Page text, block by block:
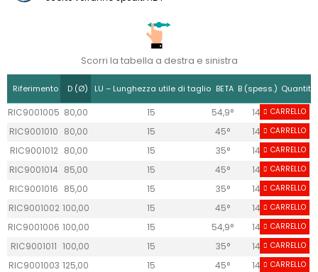
Scorri la tabella a destra e sinistra
Riferimento D (Ø) LU – Lunghezza utile di taglio BETA B (spess.) Quantità
RIC9001005 80,00 15 54,9° 14 0
CARRELLO
RIC9001010 80,00 15 45° 14 0
CARRELLO
RIC9001012 80,00 15 35° 14 6
CARRELLO
RIC9001014 85,00 15 45° 14 0
CARRELLO
RIC9001016 85,00 15 35° 14 0
CARRELLO
RIC9001002 100,00 15 45° 14 0
CARRELLO
RIC9001006 100,00 15 54,9° 14 0
CARRELLO
RIC9001011 100,00 15 35° 14 0
CARRELLO
RIC9001003 125,00 15 45° 14 0
CARRELLO